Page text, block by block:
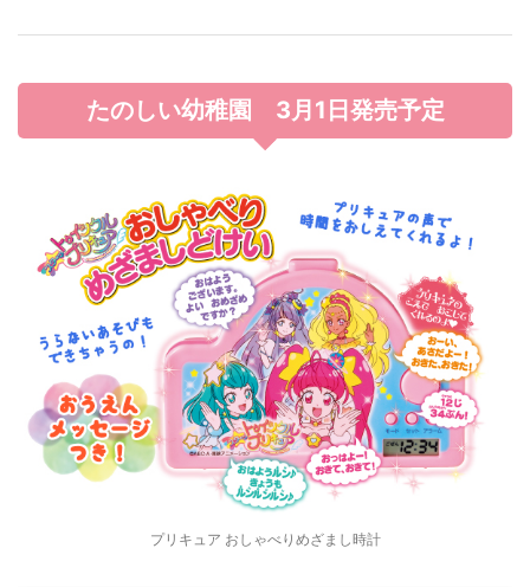
たのしい幼稚園 3月1日発売予定
プリキュア おしゃべりめざまし時計